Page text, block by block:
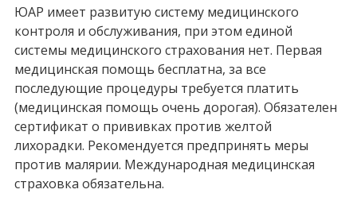
ЮАР имеет развитую систему медицинского
контроля и обслуживания, при этом единой
системы медицинского страхования нет. Первая
медицинская помощь бесплатна, за все
последующие процедуры требуется платить
(медицинская помощь очень дорогая). Обязателен
сертификат о прививках против желтой
лихорадки. Рекомендуется предпринять меры
против малярии. Международная медицинская
страховка обязательна.